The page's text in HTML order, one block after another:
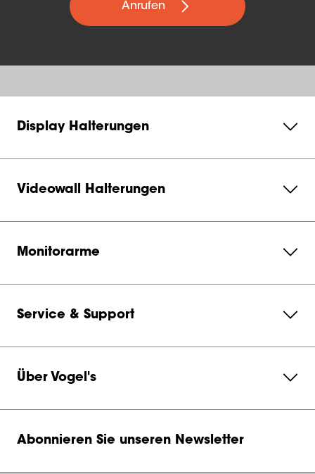
Anrufen
Display Halterungen
Videowall Halterungen
Monitorarme
Service & Support
Über Vogel's
Abonnieren Sie unseren Newsletter